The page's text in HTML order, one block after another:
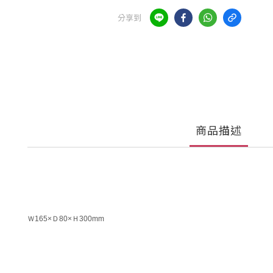
分享到
商品描述
Ｗ165×Ｄ80×Ｈ300mm